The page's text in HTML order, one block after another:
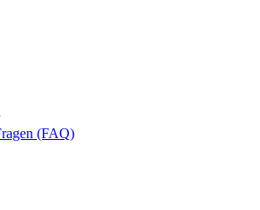
(FAQ)